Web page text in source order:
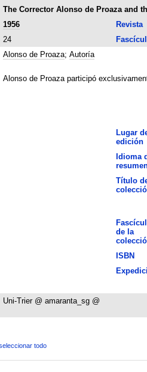
The Corrector Alonso de Proaza and
1956 Revista
24
Alonso de Proaza; Autoría
Alonso de Proaza participó
Lugar
edición
Idioma
Título
de la
ISBN
Uni-Trier @ amaranta_sg @
todo